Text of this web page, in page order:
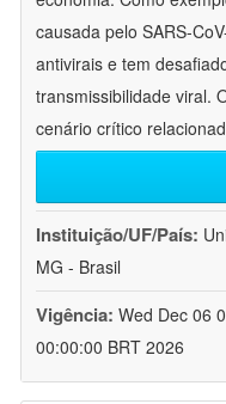
causada pelo SARS-
antivirais e tem
transmissibilidade viral.
cenário crítico
Instituição/UF/País:
MG - Brasil
Vigência: Wed Dec 06
00:00:00 BRT 2026